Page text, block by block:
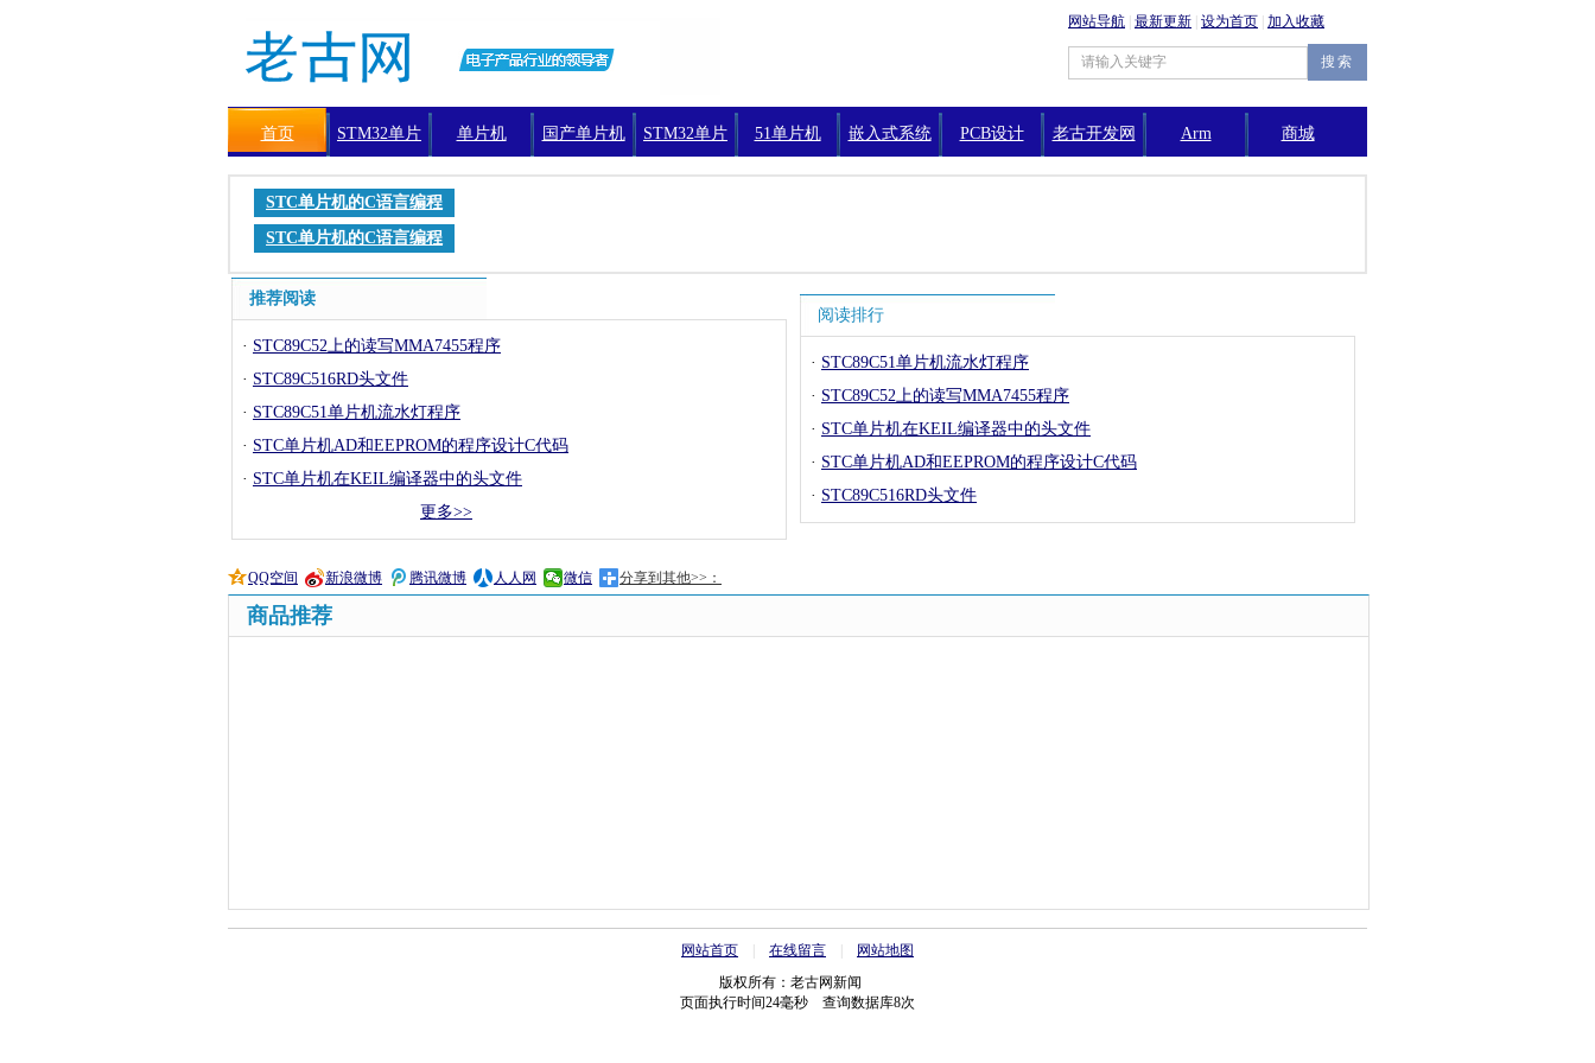
网站导航 最新更新 设为首页 加入收藏
首页 STM32单片
机
单片机 国产单片机 STM32单片 51单片机 嵌入式系统 PCB设计 老古开发网 Arm 商城
STC单片机的C语言编程
STC单片机的C语言编程
推荐阅读
· STC89C52上的读写MMA7455程序
· STC89C516RD头文件
· STC89C51单片机流水灯程序
· STC单片机AD和EEPROM的程序设计C代码
· STC单片机在KEIL编译器中的头文件
更多>>
阅读排行
· STC89C51单片机流水灯程序
· STC89C52上的读写MMA7455程序
· STC单片机在KEIL编译器中的头文件
· STC单片机AD和EEPROM的程序设计C代码
· STC89C516RD头文件
QQ空间 新浪微博 腾讯微博 人人网 微信 分享到其他>>：
商品推荐
网站首页 在线留言
网站地图
版权所有：老古网新闻
页面执行时间24毫秒 查询数据库8次